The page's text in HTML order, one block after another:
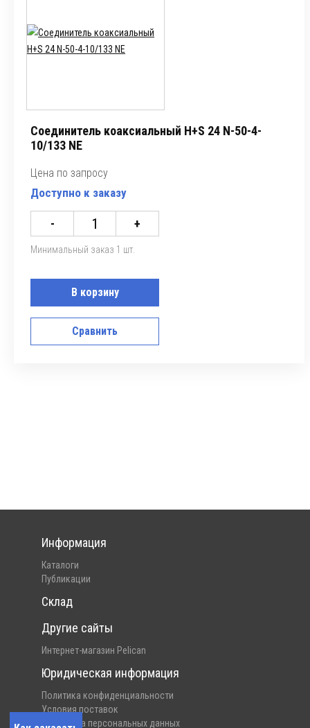
Соединитель коаксиальный H+S 24 N-50-4-
10/133 NE
Цена по запросу
Доступно к заказу
- +
Минимальный заказ 1 шт.
В корзину
Сравнить
Информация
Каталоги
Публикации
Склад
Другие сайты
Интернет-магазин Pelican
Юридическая информация
Политика конфиденциальности
Условия поставок
Обработка персональных данных